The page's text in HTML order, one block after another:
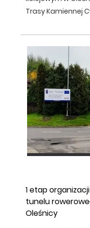
Trasy Kamiennej
1 etap
tunelu
Oleśnicy